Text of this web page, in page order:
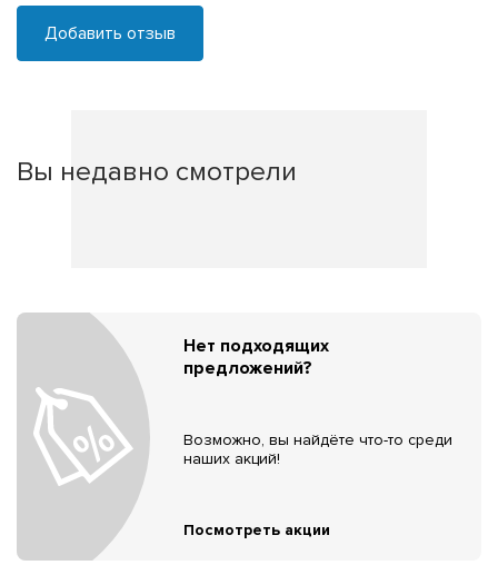
Добавить отзыв
Вы недавно смотрели
Нет подходящих
предложений?
Возможно, вы найдёте что-то среди
наших акций!
Посмотреть акции